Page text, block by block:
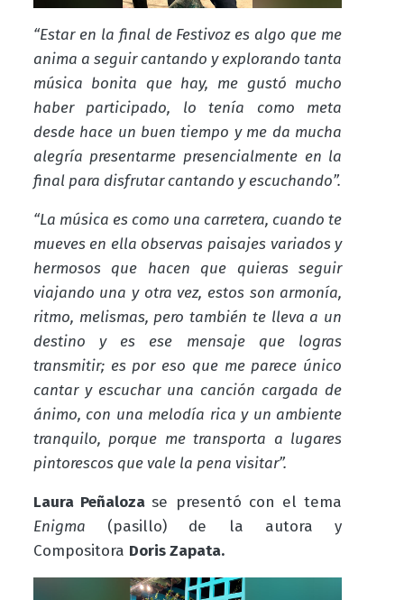
“Estar en la final de Festivoz es algo que me
anima a seguir cantando y explorando tanta
música bonita que hay, me gustó mucho
haber participado, lo tenía como meta
desde hace un buen tiempo y me da mucha
alegría presentarme presencialmente en la
final para disfrutar cantando y escuchando”.
“La música es como una carretera, cuando te
mueves en ella observas paisajes variados y
hermosos que hacen que quieras seguir
viajando una y otra vez, estos son armonía,
ritmo, melismas, pero también te lleva a un
destino y es ese mensaje que logras
transmitir; es por eso que me parece único
cantar y escuchar una canción cargada de
ánimo, con una melodía rica y un ambiente
tranquilo, porque me transporta a lugares
pintorescos que vale la pena visitar”.
Laura Peñalozase presentó con el tema
Enigma (pasillo) de la autora y
Compositora Doris Zapata.